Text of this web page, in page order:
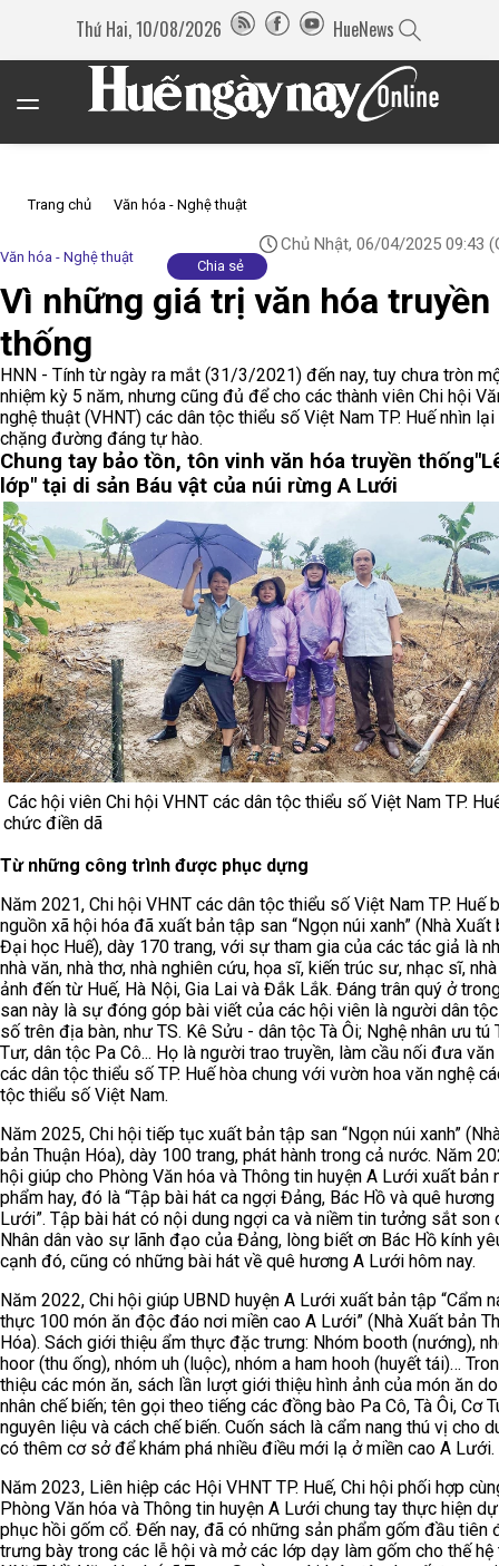
Thứ Hai, 10/08/2026 HueNews
Trang chủ Văn hóa - Nghệ thuật
Văn hóa - Nghệ thuật
Chủ Nhật, 06/04/2025 09:43
Chia sẻ
Vì những giá trị văn hóa truyền
thống
HNN - Tính từ ngày ra mắt (31/3/2021) đến nay, tuy chưa tròn
nhiệm kỳ 5 năm, nhưng cũng đủ để cho các thành viên Chi hội
nghệ thuật (VHNT) các dân tộc thiểu số Việt Nam TP. Huế nhìn
chặng đường đáng tự hào.
Chung tay bảo tồn, tôn vinh văn hóa truyền thống
lớp" tại di sản Báu vật của núi rừng A Lưới
Các hội viên Chi hội VHNT các dân tộc thiểu số Việt Nam TP.
chức điền dã
Từ những công trình được phục dựng
Năm 2021, Chi hội VHNT các dân tộc thiểu số Việt Nam TP. Huế
nguồn xã hội hóa đã xuất bản tập san “Ngọn núi xanh” (Nhà Xuất
Đại học Huế), dày 170 trang, với sự tham gia của các tác giả là
nhà văn, nhà thơ, nhà nghiên cứu, họa sĩ, kiến trúc sư, nhạc sĩ,
ảnh đến từ Huế, Hà Nội, Gia Lai và Đắk Lắk. Đáng trân quý ở
san này là sự đóng góp bài viết của các hội viên là người dân
số trên địa bàn, như TS. Kê Sửu - dân tộc Tà Ôi; Nghệ nhân ưu tú
Tưr, dân tộc Pa Cô... Họ là người trao truyền, làm cầu nối đưa văn
các dân tộc thiểu số TP. Huế hòa chung với vườn hoa văn nghệ
tộc thiểu số Việt Nam.
Năm 2025, Chi hội tiếp tục xuất bản tập san “Ngọn núi xanh”
bản Thuận Hóa), dày 100 trang, phát hành trong cả nước. Năm
hội giúp cho Phòng Văn hóa và Thông tin huyện A Lưới xuất bản
phẩm hay, đó là “Tập bài hát ca ngợi Đảng, Bác Hồ và quê hương
Lưới”. Tập bài hát có nội dung ngợi ca và niềm tin tưởng sắt son
Nhân dân vào sự lãnh đạo của Đảng, lòng biết ơn Bác Hồ kính
cạnh đó, cũng có những bài hát về quê hương A Lưới hôm nay.
Năm 2022, Chi hội giúp UBND huyện A Lưới xuất bản tập “Cẩm
thực 100 món ăn độc đáo nơi miền cao A Lưới” (Nhà Xuất bản
Hóa). Sách giới thiệu ẩm thực đặc trưng: Nhóm booth (nướng),
hoor (thu ống), nhóm uh (luộc), nhóm a ham hooh (huyết tái)…
thiệu các món ăn, sách lần lượt giới thiệu hình ảnh của món ăn
nhân chế biến; tên gọi theo tiếng các đồng bào Pa Cô, Tà Ôi, Cơ
nguyên liệu và cách chế biến. Cuốn sách là cẩm nang thú vị cho
có thêm cơ sở để khám phá nhiều điều mới lạ ở miền cao A Lưới.
Năm 2023, Liên hiệp các Hội VHNT TP. Huế, Chi hội phối hợp
Phòng Văn hóa và Thông tin huyện A Lưới chung tay thực hiện
phục hồi gốm cổ. Đến nay, đã có những sản phẩm gốm đầu tiên
trưng bày trong các lễ hội và mở các lớp dạy làm gốm cho thế hệ